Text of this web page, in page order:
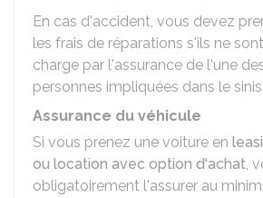
En cas d'accident, vous devez
les frais de réparations s'ils ne
charge par l'assurance de l'une
personnes impliquées dans le
Assurance du véhicule
Si vous prenez une voiture en
ou location avec option d'achat,
obligatoirement l'assurer au